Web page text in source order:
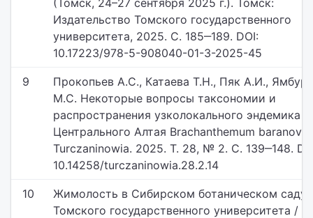
(Томск, 24–27 сентября 2025 г.). Томск:
Издательство Томского государственного
университета, 2025. С. 185‒189. DOI:
10.17223/978-5-908040-01-3-2025-45
9
Прокопьев А.С., Катаева Т.Н., Пяк А.И.,
М.С. Некоторые вопросы таксономии и
распространения узколокального эндемика
Центрального Алтая Brachanthemum baranovii
Turczaninowia. 2025. Т. 28, № 2. С. 139‒148.
10.14258/turczaninowia.28.2.14
10
Жимолость в Сибирском ботаническом саду
Томского государственного университета /